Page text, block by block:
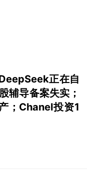
正在自
辅导备案失实；
；Chanel投资1